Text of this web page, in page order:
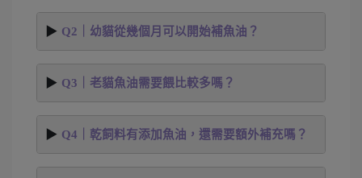
Q2｜幼貓從幾個月可以開始補魚油？
Q3｜老貓魚油需要餵比較多嗎？
Q4｜乾飼料有添加魚油，還需要額外補充嗎？